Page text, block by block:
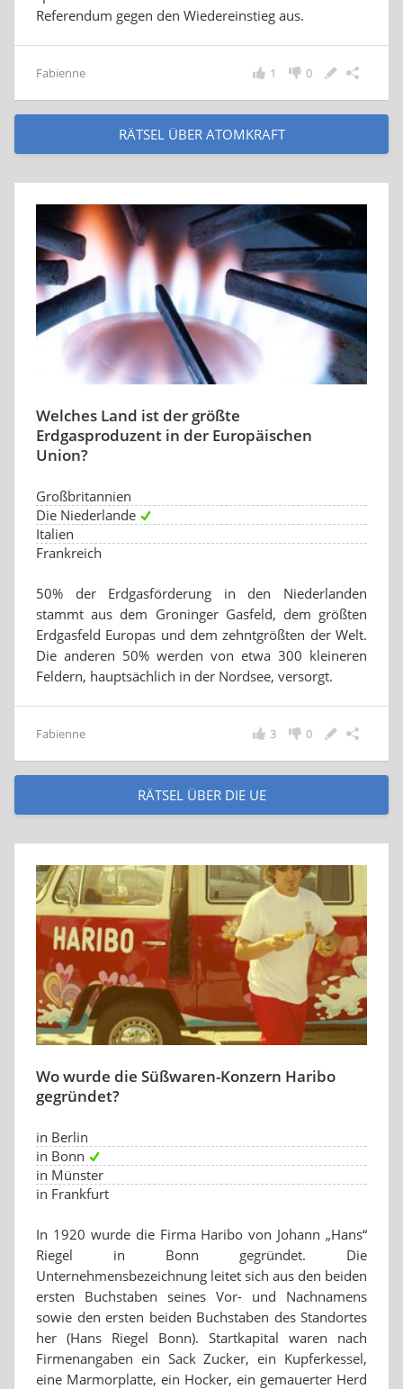
Referendum gegen den Wiedereinstieg aus.
Fabienne 0
1
RÄTSEL ÜBER ATOMKRAFT
Welches Land ist der größte
Erdgasproduzent in der Europäischen
Union?
Großbritannien
Die Niederlande
Italien
Frankreich
50% der Erdgasförderung in den Niederlanden
stammt aus dem Groninger Gasfeld, dem größten
Erdgasfeld Europas und dem zehntgrößten der Welt.
Die anderen 50% werden von etwa 300 kleineren
Feldern, hauptsächlich in der Nordsee, versorgt.
Fabienne 0
3
RÄTSEL ÜBER DIE UE
Wo wurde die Süßwaren-Konzern Haribo
gegründet?
in Berlin
in Bonn
in Münster
in Frankfurt
In 1920 wurde die Firma Haribo von Johann „Hans“
Riegel in Bonn gegründet. Die
Unternehmensbezeichnung leitet sich aus den beiden
ersten Buchstaben seines Vor- und Nachnamens
sowie den ersten beiden Buchstaben des Standortes
her (Hans Riegel Bonn). Startkapital waren nach
Firmenangaben ein Sack Zucker, ein Kupferkessel,
eine Marmorplatte, ein Hocker, ein gemauerter Herd